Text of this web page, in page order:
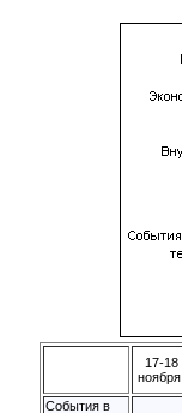
17-18
ноября
События в